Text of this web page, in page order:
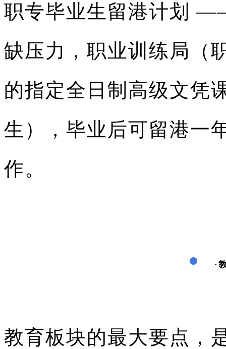
职专毕业生留港计划
缺压力，职业训练局（
的指定全日制高级文凭
生），毕业后可留港一
作。
·
教育板块的最大要点，